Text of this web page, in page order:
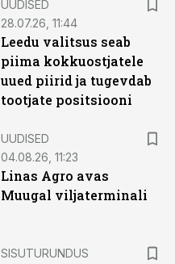
UUDISED
28.07.26, 11:44
Leedu valitsus seab
piima kokkuostjatele
uued piirid ja tugevdab
tootjate positsiooni
UUDISED
04.08.26, 11:23
Linas Agro avas
Muugal viljaterminali
SISUTURUNDUS